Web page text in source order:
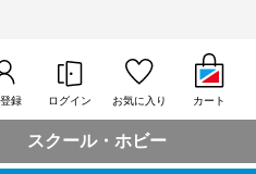
録 ログイン お気に入り カート
スクール・ホビー